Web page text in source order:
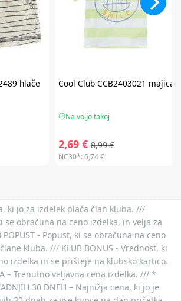
hlače Cool ClubCCB2403021 majica
Na voljo takoj
2,69 € 8,99 €
NC30*:6,74 €
ki jo za izdelek plača član kluba. ///
se obračuna na ceno izdelka, in velja za
- Popust, ki se obračuna na ceno
kluba. /// KLUB BONUS - Vrednost, ki
izdelka in se prišteje na klubsko kartico.
– Trenutno veljavna cena izdelka. /// *
30 DNEH – Najnižja cena, ki jo je